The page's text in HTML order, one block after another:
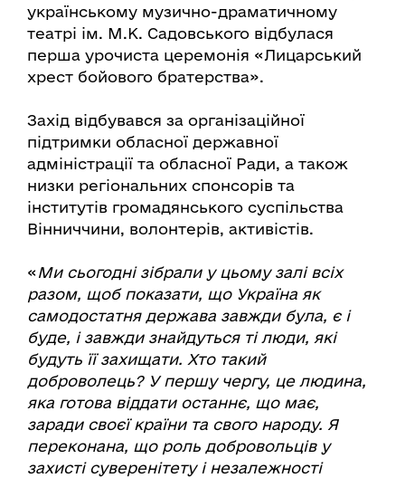
українському музично-драматичному
театрі ім. М.К. Садовського відбулася
перша урочиста церемонія «Лицарський
хрест бойового братерства».
Захід відбувався за організаційної
підтримки обласної державної
адміністрації та обласної Ради, а також
низки регіональних спонсорів та
інститутів громадянського суспільства
Вінниччини, волонтерів, активістів.
« Ми сьогодні зібрали у цьому залі всіх
разом, щоб показати, що Україна як
самодостатня держава завжди була, є і
буде, і завжди знайдуться ті люди, які
будуть її захищати. Хто такий
доброволець? У першу чергу, це людина,
яка готова віддати останнє, що має,
заради своєї країни та свого народу. Я
переконана, що роль добровольців у
захисті суверенітету і незалежності